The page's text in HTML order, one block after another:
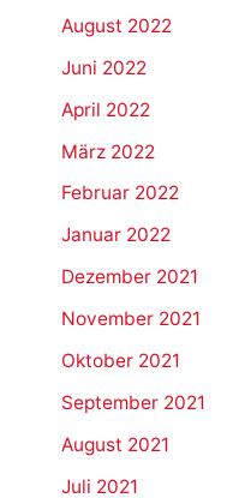
August 2022
Juni 2022
April 2022
März 2022
Februar 2022
Januar 2022
Dezember 2021
November 2021
Oktober 2021
September 2021
August 2021
Juli 2021